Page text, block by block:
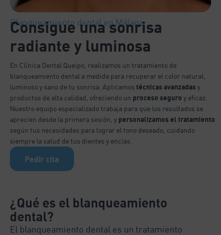
Blanqueamiento dental en Málaga
Consigue una sonrisa
radiante y luminosa
En Clínica Dental Queipo, realizamos un tratamiento de
blanqueamiento dental a medida para recuperar el color natural,
luminoso y sano de tu sonrisa. Aplicamos técnicas avanzadasy
productos de alta calidad, ofreciendo un proceso seguro y eficaz.
Nuestro equipo especializado trabaja para que los resultados se
aprecien desde la primera sesión, y personalizamos el tratamiento
según tus necesidades para lograr el tono deseado, cuidando
siempre la salud de tus dientes y encías.
Pedir cita
¿Qué es el blanqueamiento
dental?
El blanqueamiento dental es un tratamiento